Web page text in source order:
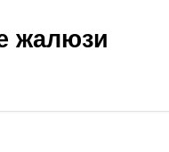
жалюзи